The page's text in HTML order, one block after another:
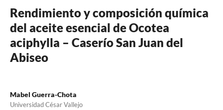
Rendimiento y composición química
del aceite esencial de Ocotea
aciphylla – Caserío San Juan del
Abiseo
Mabel Guerra-Chota
Universidad César Vallejo